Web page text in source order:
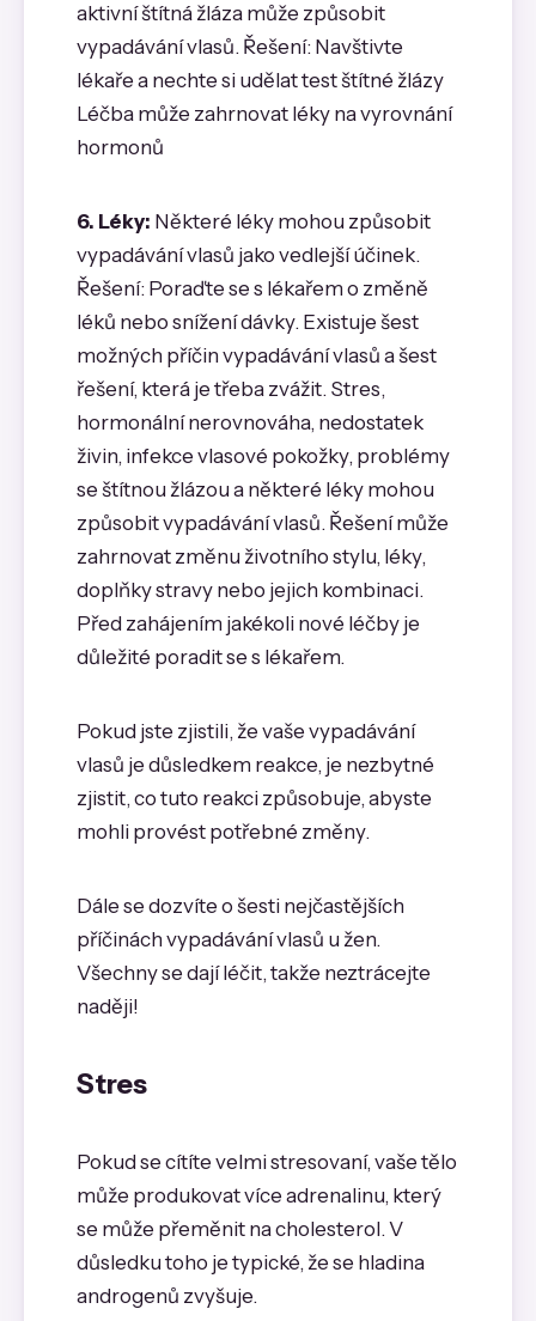
aktivní štítná žláza může způsobit
vypadávání vlasů. Řešení: Navštivte
lékaře a nechte si udělat test štítné žlázy
Léčba může zahrnovat léky na vyrovnání
hormonů
6. Léky: Některé léky mohou způsobit
vypadávání vlasů jako vedlejší účinek.
Řešení: Poraďte se s lékařem o změně
léků nebo snížení dávky. Existuje šest
možných příčin vypadávání vlasů a šest
řešení, která je třeba zvážit. Stres,
hormonální nerovnováha, nedostatek
živin, infekce vlasové pokožky, problémy
se štítnou žlázou a některé léky mohou
způsobit vypadávání vlasů. Řešení může
zahrnovat změnu životního stylu, léky,
doplňky stravy nebo jejich kombinaci.
Před zahájením jakékoli nové léčby je
důležité poradit se s lékařem.
Pokud jste zjistili, že vaše vypadávání
vlasů je důsledkem reakce, je nezbytné
zjistit, co tuto reakci způsobuje, abyste
mohli provést potřebné změny.
Dále se dozvíte o šesti nejčastějších
příčinách vypadávání vlasů u žen.
Všechny se dají léčit, takže neztrácejte
naději!
Stres
Pokud se cítíte velmi stresovaní, vaše tělo
může produkovat více adrenalinu, který
se může přeměnit na cholesterol. V
důsledku toho je typické, že se hladina
androgenů zvyšuje.